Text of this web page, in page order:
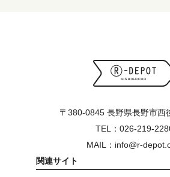
〒380-0845 長野県長野市西
TEL：026-219-
MAIL：info@r-
関連サイト